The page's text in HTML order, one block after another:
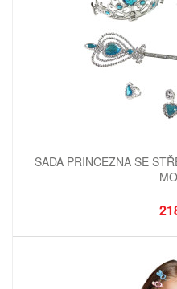
SADA PRINCEZNA SE